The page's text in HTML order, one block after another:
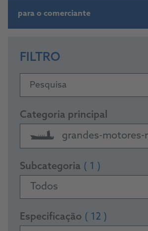
FILTRO
Pesquisa
Categoria principal
grandes-motores-
Subcategoria ( 1 )
Todos
Especificação ( 12 )